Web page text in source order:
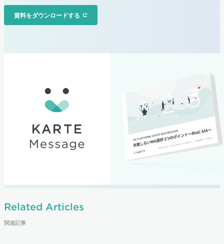
Related Articles
関連記事
資料をダウンロードする